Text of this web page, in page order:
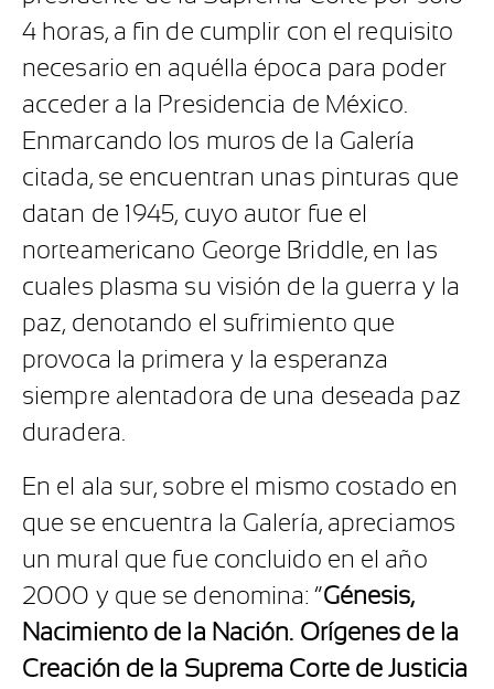
4 horas, a fin de cumplir con el requisito
necesario en aquélla época para poder
acceder a la Presidencia de México.
Enmarcando los muros de la Galería
citada, se encuentran unas pinturas que
datan de 1945, cuyo autor fue el
norteamericano George Briddle, en las
cuales plasma su visión de la guerra y la
paz, denotando el sufrimiento que
provoca la primera y la esperanza
siempre alentadora de una deseada paz
duradera.
En el ala sur, sobre el mismo costado en
que se encuentra la Galería, apreciamos
un mural que fue concluido en el año
2000 y que se denomina: “Génesis,
Nacimiento de la Nación. Orígenes de la
Creación de la Suprema Corte de Justicia